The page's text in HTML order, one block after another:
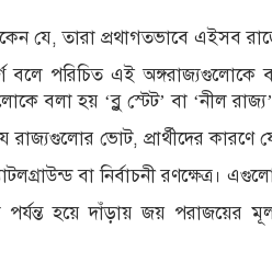
থাকেন যে, তারা প্রথাগতভাবে
বলে পরিচিত এই
বলা হয় ‘ব্লু স্টেট’ বা ‘নীল
রাজ্যগুলোর ভোট, প্রার্থীদের কারণে
বা নির্বাচনী রণক্ষেত্র।
হয়ে দাঁড়ায় জয় পরাজয়ের